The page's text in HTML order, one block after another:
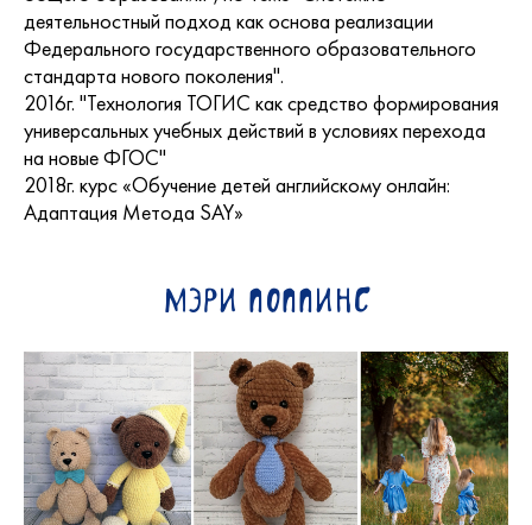
деятельностный подход как основа реализации
Федерального государственного образовательного
стандарта нового поколения".
2016г. "Технология ТОГИС как средство формирования
универсальных учебных действий в условиях перехода
на новые ФГОС"
2018г. курс «Обучение детей английскому онлайн:
Адаптация Метода SAY»
Мэри Поппинс